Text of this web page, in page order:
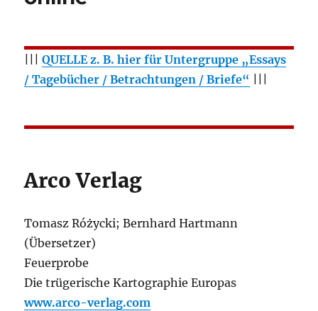
|||QUELLE z. B. hier für Untergruppe „Essays
/ Tagebücher / Betrachtungen / Briefe“
Arco Verlag
Tomasz Różycki; Bernhard Hartmann
(Übersetzer)
Feuerprobe
Die trügerische Kartographie Europas
www.arco-verlag.com